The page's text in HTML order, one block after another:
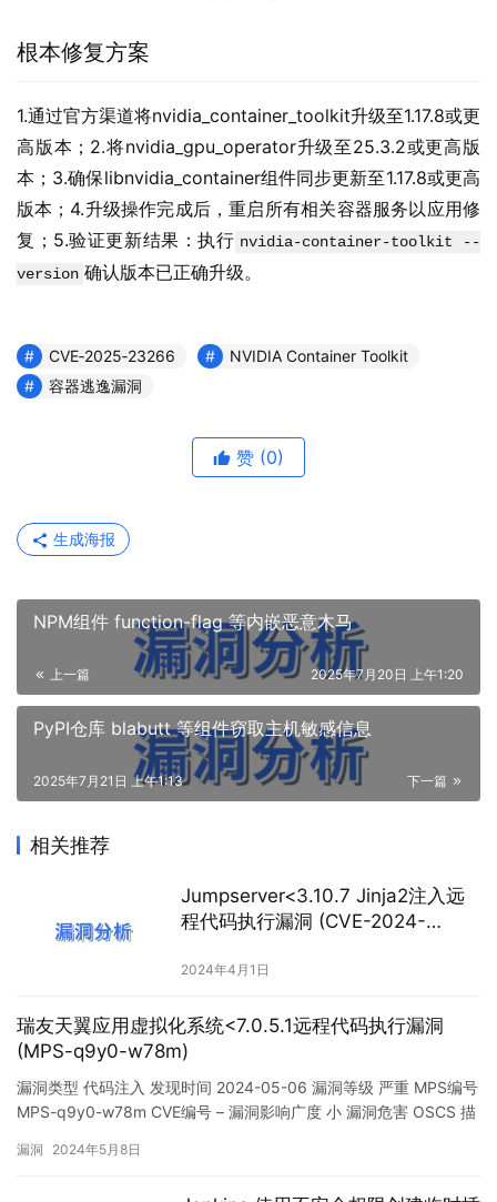
根本修复方案
1.通过官方渠道将nvidia_container_toolkit升级至1.17.8或更
高版本；2.将nvidia_gpu_operator升级至25.3.2或更高版
本；3.确保libnvidia_container组件同步更新至1.17.8或更高
版本；4.升级操作完成后，重启所有相关容器服务以应用修
复；5.验证更新结果：执行 nvidia-container-toolkit --
version 确认版本已正确升级。
CVE‑2025‑23266
NVIDIA Container Toolkit
容器逃逸漏洞
赞 (0)
生成海报
NPM组件 function-flag 等内嵌恶意木马
上一篇 2025年7月20日 上午1:20
PyPI仓库 blabutt 等组件窃取主机敏感信息
下一篇
2025年7月21日 上午1:13
相关推荐
Jumpserver<3.10.7 Jinja2注入远
程代码执行漏洞 (CVE-2024-
2024年4月1日
瑞友天翼应用虚拟化系统<7.0.5.1远程代码执行漏洞
(MPS-q9y0-w78m)
漏洞类型 代码注入 发现时间 2024-05-06 漏洞等级 严重 MPS编号
MPS-q9y0-w78m CVE编号 – 漏洞影响广度 小 漏洞危害 OSCS 描
案，可以帮助用户实现应用的快速部署和管理。 受影响版本中由于
漏洞 2024年5月8日